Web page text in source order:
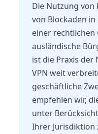
Die Nutzung von
von Blockaden
einer rechtlichen
ausländische
ist die Praxis der
VPN weit
geschäftliche
empfehlen wir,
unter
Ihrer Jurisdiktion